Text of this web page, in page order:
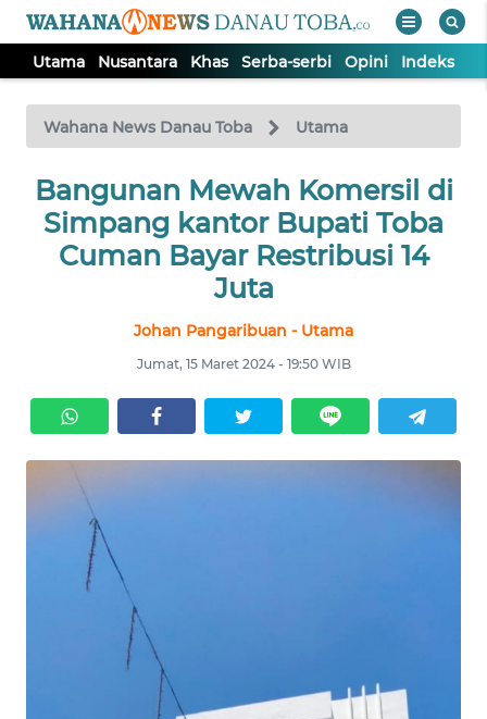
Utama Nusantara Khas Serba-serbi Opini Indeks
Wahana News Danau Toba Utama
Bangunan Mewah Komersil di
Simpang kantor Bupati Toba
Cuman Bayar Restribusi 14
Juta
Johan Pangaribuan - Utama
Jumat, 15 Maret 2024 - 19:50 WIB
TV
Tutup
UTAMA
NUSANTARA
SERBI
OPINI